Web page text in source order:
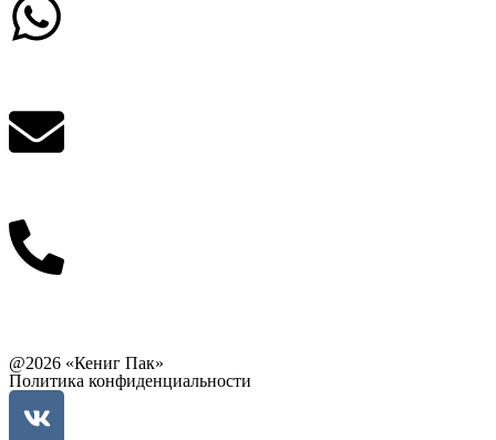
@2026 «Кениг Пак»
Политика конфиденциальности